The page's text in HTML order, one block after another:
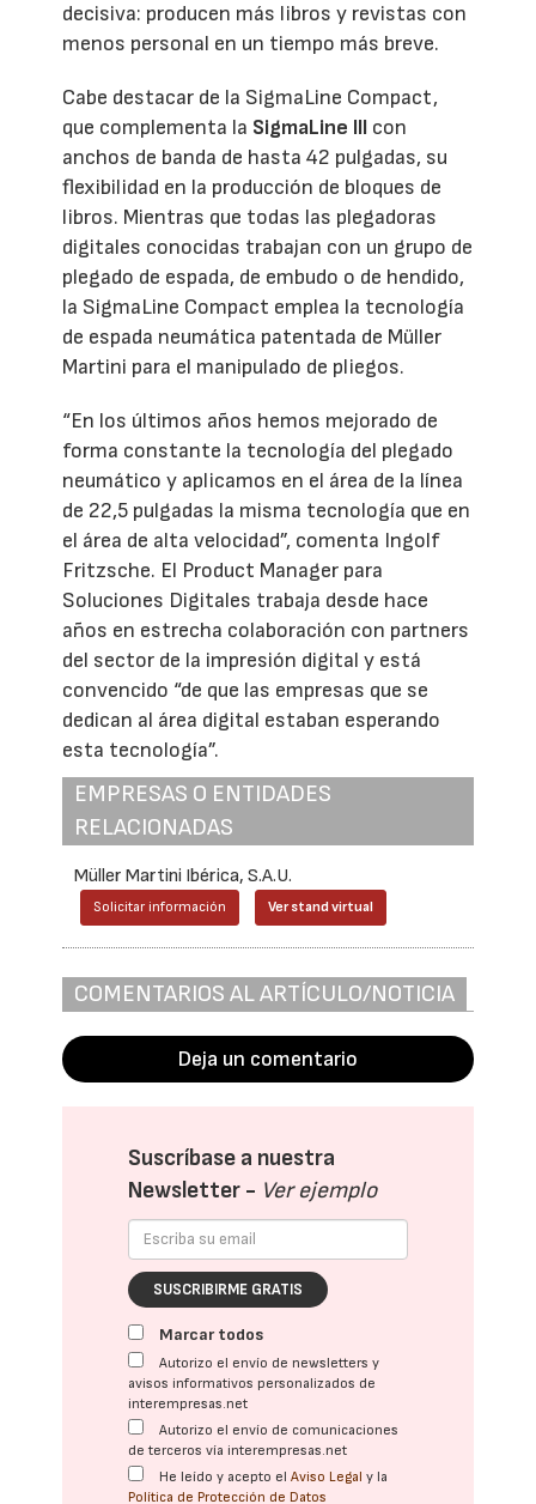
decisiva: producen más libros y revistas con
menos personal en un tiempo más breve.
Cabe destacar de la SigmaLine Compact,
que complementa la SigmaLine lll con
anchos de banda de hasta 42 pulgadas, su
flexibilidad en la producción de bloques de
libros. Mientras que todas las plegadoras
digitales conocidas trabajan con un grupo de
plegado de espada, de embudo o de hendido,
la SigmaLine Compact emplea la tecnología
de espada neumática patentada de Müller
Martini para el manipulado de pliegos.
“En los últimos años hemos mejorado de
forma constante la tecnología del plegado
neumático y aplicamos en el área de la línea
de 22,5 pulgadas la misma tecnología que en
el área de alta velocidad”, comenta Ingolf
Fritzsche. El Product Manager para
Soluciones Digitales trabaja desde hace
años en estrecha colaboración con partners
del sector de la impresión digital y está
convencido “de que las empresas que se
dedican al área digital estaban esperando
esta tecnología”.
EMPRESAS O ENTIDADES
RELACIONADAS
Müller Martini Ibérica, S.A.U.
Solicitar información Ver stand virtual
COMENTARIOS AL ARTÍCULO/NOTICIA
Deja un comentario
Suscríbase a nuestra
Newsletter - Ver ejemplo
SUSCRIBIRME GRATIS
Marcar todos
Autorizo el envío de newsletters y
avisos informativos personalizados de
interempresas.net
Autorizo el envío de comunicaciones
de terceros vía interempresas.net
He leído y acepto elAviso Legal y la
Política de Protección de Datos